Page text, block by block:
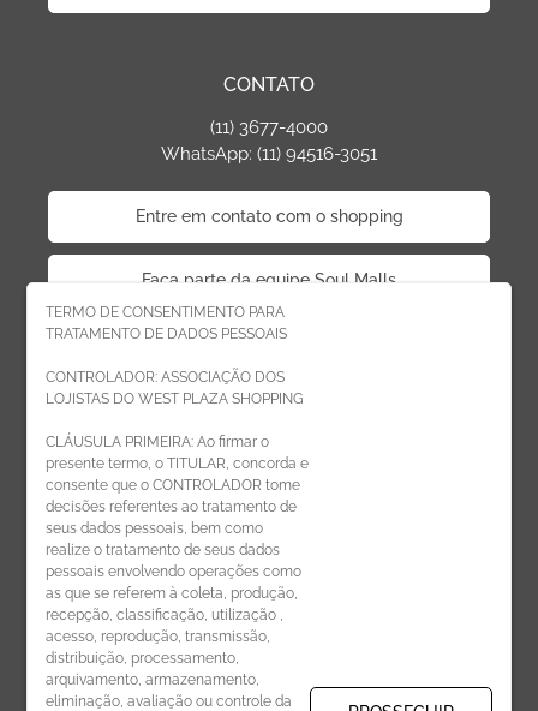
TERMO DE CONSENTIMENTO PARA
TRATAMENTO DE DADOS PESSOAIS
CONTROLADOR: ASSOCIAÇÃO DOS
LOJISTAS DO WEST PLAZA SHOPPING
CLÁUSULA PRIMEIRA: Ao firmar o
presente termo, o TITULAR, concorda e
consente que o CONTROLADOR tome
decisões referentes ao tratamento de
seus dados pessoais, bem como
realize o tratamento de seus dados
pessoais envolvendo operações como
as que se referem à coleta, produção,
recepção, classificação, utilização ,
acesso, reprodução, transmissão,
distribuição, processamento,
arquivamento, armazenamento,
eliminação, avaliação ou controle da
CONTATO
(11) 3677-4000
WhatsApp: (11) 94516-3051
Entre em contato com o shopping
Faça parte da equipe Soul Malls
Faça parte da equipe West Plaza
Politica de privacidade
Código de Ética de Parceiros
CADASTRE-SE
Receba novidades por e-mail: